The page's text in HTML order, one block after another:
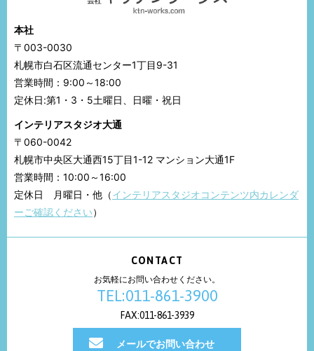
本社
〒003-0030
札幌市白石区流通センター1丁目9-31
営業時間：9:00～18:00
定休日:第1・3・5土曜日、日曜・祝日
インテリアスタジオ大通
〒060-0042
札幌市中央区大通西15丁目1-12 マンション大通1F
営業時間：10:00～16:00
定休日 月曜日・他（インテリアスタジオコンテンツ内カレンダ
ーご確認ください）
CONTACT
お気軽にお問い合わせください。
TEL:011-861-3900
FAX:011-861-3939
メールでお問い合わせ